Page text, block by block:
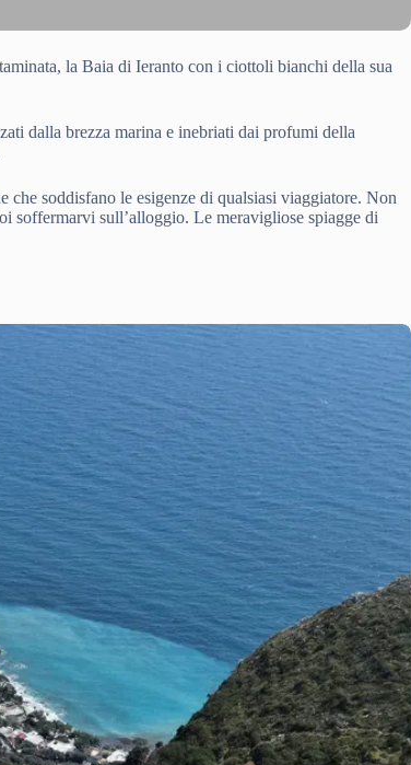
la Baia di Ieranto con i ciottoli bianchi della sua
dalla brezza marina e inebriati dai profumi della
soddisfano le esigenze di qualsiasi viaggiatore. Non
soffermarvi sull’alloggio. Le meravigliose spiagge di